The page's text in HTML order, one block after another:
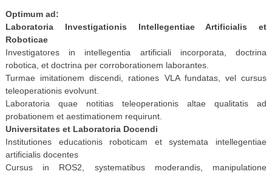
Optimum ad:
Laboratoria Investigationis Intellegentiae Artificialis et
Roboticae
Investigatores in intellegentia artificiali incorporata, doctrina
robotica, et doctrina per corroborationem laborantes.
Turmae imitationem discendi, rationes VLA fundatas, vel cursus
teleoperationis evolvunt.
Laboratoria quae notitias teleoperationis altae qualitatis ad
probationem et aestimationem requirunt.
Universitates et Laboratoria Docendi
Institutiones educationis roboticam et systemata intellegentiae
artificialis docentes
Cursus in ROS2, systematibus moderandis, manipulatione